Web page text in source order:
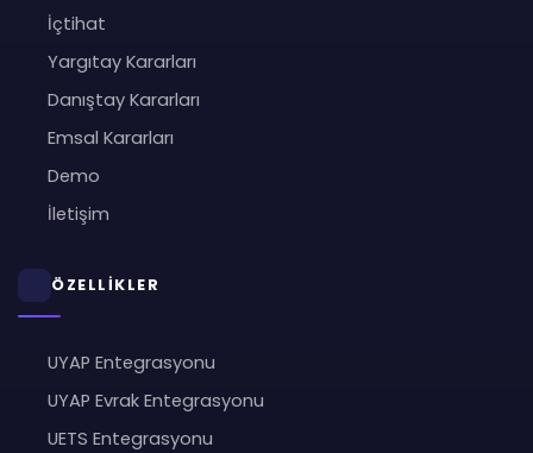
İçtihat
Yargıtay Kararları
Danıştay Kararları
Emsal Kararları
Demo
İletişim
ÖZELLİKLER
UYAP Entegrasyonu
UYAP Evrak Entegrasyonu
UETS Entegrasyonu